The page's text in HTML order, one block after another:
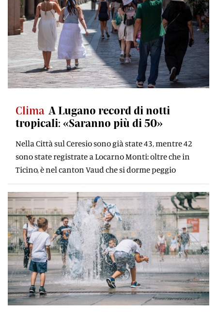
Clima A Lugano record di notti
tropicali: «Saranno più di 50»
Nella Città sul Ceresio sono già state 43, mentre 42
sono state registrate a Locarno Monti: oltre che in
Ticino, è nel canton Vaud che si dorme peggio